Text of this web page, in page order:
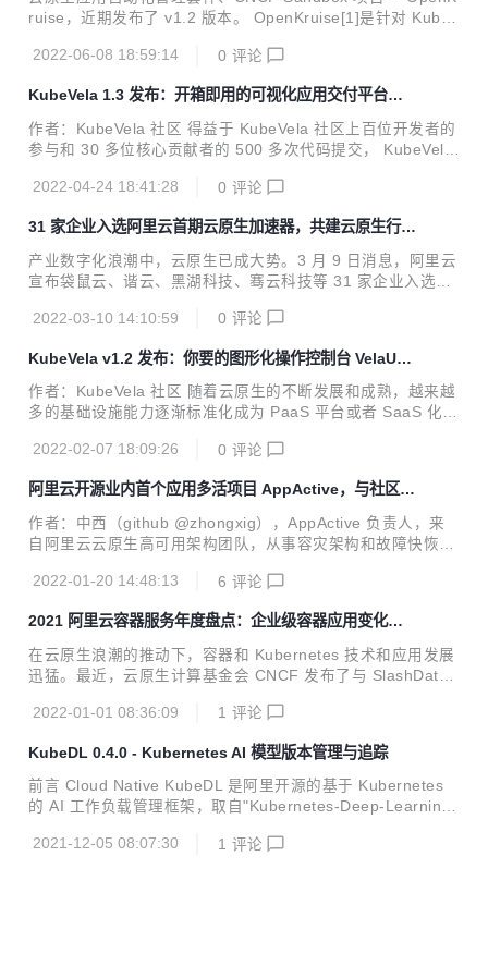
态已经形成。然而在 Kubernetes 大行其道的今天，IaC 被冠
以更广大的想象空间，Terraform IaC 能力和生态成果如果融
入 Kubernetes 世界，我们认为这...
ruise，近期发布了 v1.2 版本。 OpenKruise[1]是针对 Kuber
维、稳定性防护等领域。所有的功能都通过 CRD 等标准方式
单条 helm 命令即可完成 Kruise 的一键部署，无需更多配
置。 版本解析 在 v1.2 版本中，OpenKruise 提供了一个名为
PersistentPodState 的新 CRD 和控制器，在 CloneSet statu
2022-06-08 18:59:14 0 评论
KubeVela 1.3 发布：开箱即用的可视化应用交付平台引
入插件生态、权限认证、版本化等企业级新特性
作者：KubeVela 社区 得益于 KubeVela 社区上百位开发者的
参与和 30 多位核心贡献者的 500 多次代码提交， KubeVela
版本在 OAM 核心引擎（Vela Core），可视化应用交付平台
些特性的诞生均源自于阿里巴巴、LINE、招商银行、爱奇艺等
社区用户大量的深度实践，最终贡献到 KubeVela 项目中，形
成大家可以开箱即用的功能。 现代化应用交付的痛点和挑战
痛点和挑战呢？ 1...
2022-04-24 18:41:28 0 评论
31 家企业入选阿里云首期云原生加速器，共建云原生行业
新生态
产业数字化浪潮中，云原生已成大势。3 月 9 日消息，阿里云
宣布袋鼠云、谐云、黑湖科技、骞云科技等 31 家企业入选阿
1/5 企业为 C 轮及以上。入选企业总估值超过 338 亿，覆盖
业新生态，共同实现云原生技术升级。 据悉，阿里云在 2021
年启动了云原生加速器计划，致力于发掘和寻找云原生领域优
秀的创新企业，帮助企业破解成长密码。在为期一年的加速成
接，开放阿里云生态和业务资源，提供技术和产品支持，链接
2022-03-10 14:10:59 0 评论
KubeVela v1.2 发布：你要的图形化操作控制台 VelaUX
终于来了！
作者：KubeVela 社区 随着云原生的不断发展和成熟，越来越
多的基础设施能力逐渐标准化成为 PaaS 平台或者 SaaS 化产
发、测试一直到运维、基础设施全部分多种角色系统完成。如
“左移”到了开发者身上，测试左移、监控左移、安全左移，以
及 DevOps 等一系列理念都是在强调，通过开源项目或者云
的产品和服务将测试、监控、安全、运维等一系列事务提前到
战，开发者对底层五花八门的产品和复杂 API 缺乏掌控力，他
2022-02-07 18:09:26 0 评论
阿里云开源业内首个应用多活项目 AppActive，与社区共
建云原生容灾标准
作者：中西（github @zhongxig），AppActive 负责人，来
自阿里云云原生高可用架构团队，从事容灾架构和故障快恢的
aosblade 开源后，第三个重磅高可用产品：应用多活 AppAct
靠的企业级生产系统，提高企业面对容灾、容错、容量等问题
的稳态系统建设能力。 1 月 11 日，在上海的云原生实战峰会
上，阿里云智能研究员丁宇发布了“应用多活技术白皮书”，同
云对外开源“应用多活”中间件：AppActiv...
2022-01-20 14:48:13 6 评论
2021 阿里云容器服务年度盘点：企业级容器应用变化和
技术趋势观察
在云原生浪潮的推动下，容器和 Kubernetes 技术和应用发展
迅猛。最近，云原生计算基金会 CNCF 发布了与 SlashData
“Kubernetes 在过去的 12 个月取得了令人瞩目的增长——今
拥有 500 多名员工的大型组织而言，Kubernetes 和容器的采
用率猛增，这意味着 Kubernetes 已经完全满足企业的需求。
很多时候，开发人员甚至在没有意识到 Kubernetes 的情况下
就在使用它。” 云原生已经成为数字经济技术的创新基石，与
此同时，容器...
2022-01-01 08:36:09 1 评论
KubeDL 0.4.0 - Kubernetes AI 模型版本管理与追踪
前言 Cloud Native KubeDL 是阿里开源的基于 Kubernetes
的 AI 工作负载管理框架，取自"Kubernetes-Deep-Learnin
作业调度与管理的经验反哺社区。目前 KubeDL 已经进入 CN
2021-12-05 08:07:30 1 评论